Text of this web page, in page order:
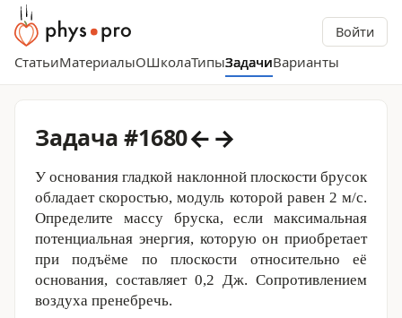
Войти
СтатьиМатериалыОШколаТипыЗадачиВарианты
Задача #1680←→
У основания гладкой наклонной плоскости брусок
обладает скоростью, модуль которой равен 2 м/с.
Определите массу бруска, если максимальная
потенциальная энергия, которую он приобретает
при подъёме по плоскости относительно её
основания, составляет 0,2 Дж. Сопротивлением
воздуха пренебречь.